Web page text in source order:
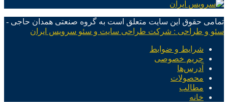
تمامی حقوق این سایت متعلق است به گروه صنعتی همدان حاجی -
سئو و طراحی : شرکت طراحی سایت و سئو سرویس ایران
شرایط و ضوابط
حریم خصوصی
آدرس‌ها
محصولات
مطالب
خانه